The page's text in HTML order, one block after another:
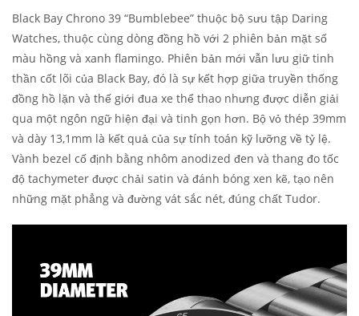
Black Bay Chrono 39 “Bumblebee” thuộc bộ sưu tập Daring
Watches, thuộc cùng dòng đồng hồ với 2 phiên bản mặt số
màu hồng và xanh flamingo. Phiên bản mới vẫn lưu giữ tinh
thần cốt lõi của Black Bay, đó là sự kết hợp giữa truyền thống
đồng hồ lặn và thế giới đua xe thể thao nhưng được diễn giải
qua một ngôn ngữ hiện đại và tinh gọn hơn. Bộ vỏ thép 39mm
và dày 13,1mm là kết quả của sự tính toán kỹ lưỡng về tỷ lệ.
Vành bezel cố định bằng nhôm anodized đen và thang đo tốc
độ tachymeter được chải satin và đánh bóng xen kẽ, tạo nên
những mặt phẳng và đường vát sắc nét, đúng chất Tudor.